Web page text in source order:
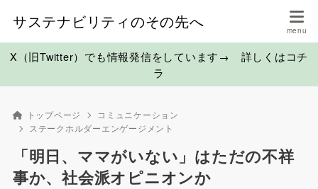
サステナビリティのその先へ
X（旧Twitter）でも情報発信をしています→ 詳しくはコチ
ラ
トップページ
コミュニケーション
ステークホルダーエンゲージメント
「明日、ママがいない」はただの不祥
事か、社会派オピニオンか